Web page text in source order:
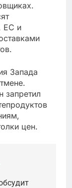
ЕС и
Запада
запретил
цен.